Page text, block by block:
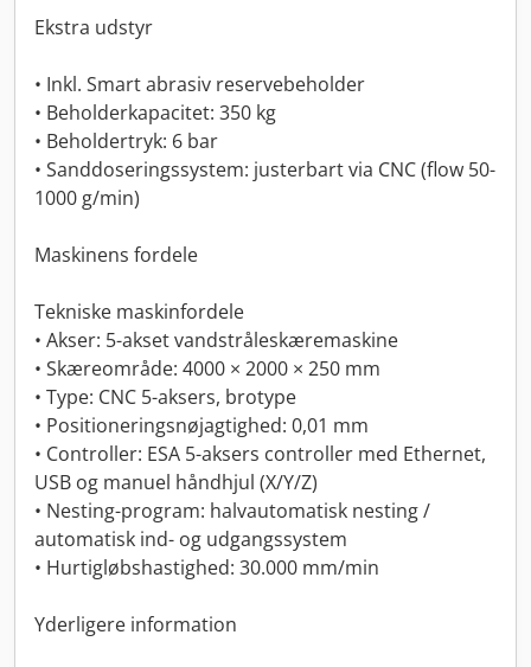
Ekstra udstyr
• Inkl. Smart abrasiv reservebeholder
• Beholderkapacitet: 350 kg
• Beholdertryk: 6 bar
• Sanddoseringssystem: justerbart via CNC (flow 50-
1000 g/min)
Maskinens fordele
Tekniske maskinfordele
• Akser: 5-akset vandstråleskæremaskine
• Skæreområde: 4000 × 2000 × 250 mm
• Type: CNC 5-aksers, brotype
• Positioneringsnøjagtighed: 0,01 mm
• Controller: ESA 5-aksers controller med Ethernet,
USB og manuel håndhjul (X/Y/Z)
• Nesting-program: halvautomatisk nesting /
automatisk ind- og udgangssystem
• Hurtigløbshastighed: 30.000 mm/min
Yderligere information